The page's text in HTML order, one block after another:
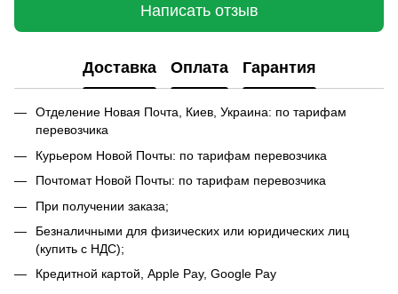
Написать отзыв
Доставка Оплата Гарантия
Отделение Новая Почта, Киев, Украина: по тарифам
перевозчика
Курьером Новой Почты: по тарифам перевозчика
Почтомат Новой Почты: по тарифам перевозчика
При получении заказа;
Безналичными для физических или юридических лиц
(купить с НДС);
Кредитной картой, Apple Pay, Google Pay